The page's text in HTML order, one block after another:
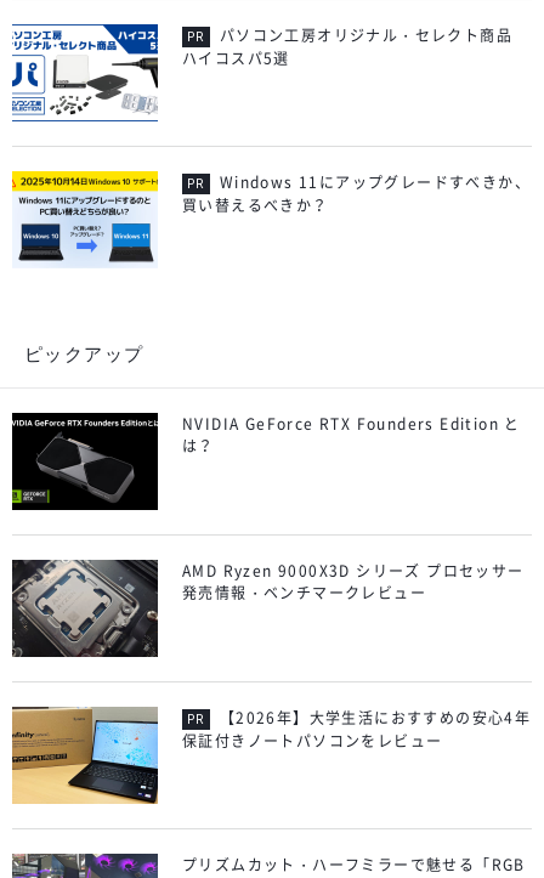
パソコン工房オリジナル・セレクト商品
ハイコスパ5選
Windows 11にアップグレードすべきか、
買い替えるべきか？
ピックアップ
NVIDIA GeForce RTX Founders Edition と
は？
AMD Ryzen 9000X3D シリーズ プロセッサー
発売情報・ベンチマークレビュー
【2026年】大学生活におすすめの安心4年
保証付きノートパソコンをレビュー
プリズムカット・ハーフミラーで魅せる「RGB